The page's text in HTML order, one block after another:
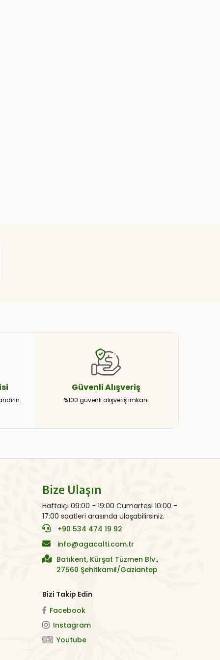
GüvenliAlışveriş
%100 güvenli alışveriş imkanı
Bize Ulaşın
Haftaiçi 09:00 - 19:00 Cumartesi 10:00 -
17:00 saatleri arasında ulaşabilirsiniz.
+90 534 474 19 92
info@agacalti.com.tr
Batıkent, Kürşat Tüzmen Blv.,
27560 Şehitkamil/Gaziantep
Bizi Takip Edin
Facebook
Instagram
Youtube